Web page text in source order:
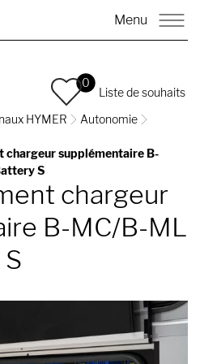
Menu
0
Liste de souhaits
HYMER
Autonomie
chargeur supplémentaire B-
S
chargeur
B-MC/B-ML